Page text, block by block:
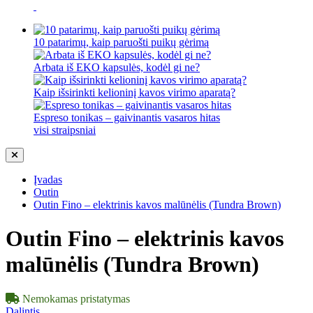
10 patarimų, kaip paruošti puikų gėrimą
Arbata iš EKO kapsulės, kodėl gi ne?
Kaip išsirinkti kelioninį kavos virimo aparatą?
Espreso tonikas – gaivinantis vasaros hitas
visi straipsniai
Įvadas
Outin
Outin Fino – elektrinis kavos malūnėlis (Tundra Brown)
Outin Fino – elektrinis kavos
malūnėlis (Tundra Brown)
Nemokamas pristatymas